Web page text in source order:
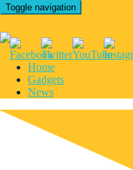
Toggle navigation
Home
Gadgets
News